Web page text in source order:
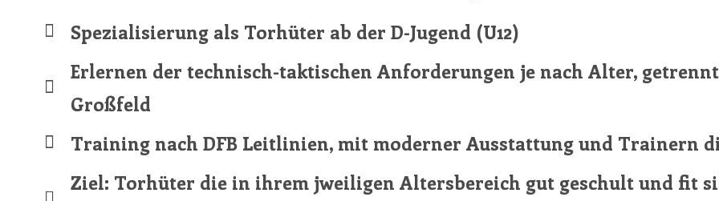
Spezialisierung als Torhüter ab der D-Jugend (U12)
Erlernen der technisch-taktischen Anforderungen je nach Alter,
Großfeld
Training nach DFB Leitlinien, mit moderner Ausstattung und Trainern
Ziel: Torhüter die in ihrem jweiligen Altersbereich gut geschult und fit